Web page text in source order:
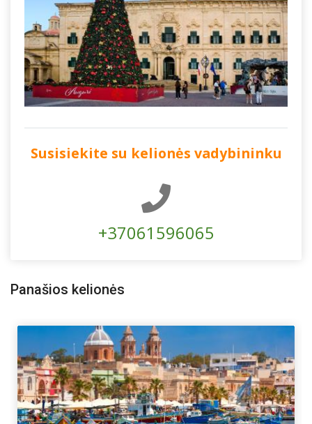
Susisiekite su kelionės vadybininku
+37061596065
Panašios kelionės